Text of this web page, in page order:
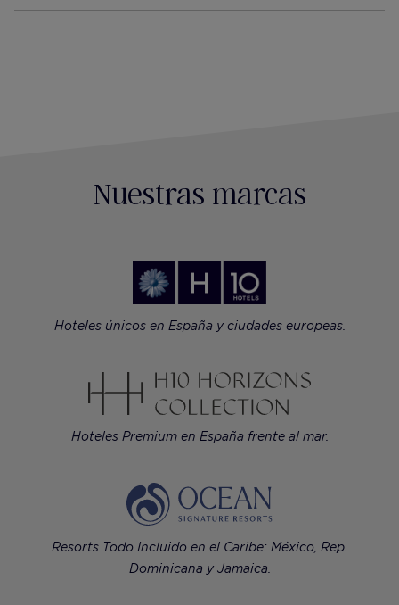
Nuestras marcas
Hoteles únicos en España y ciudades europeas.
Hoteles Premium en España frente al mar.
Resorts Todo Incluido en el Caribe: México, Rep.
Dominicana y Jamaica.